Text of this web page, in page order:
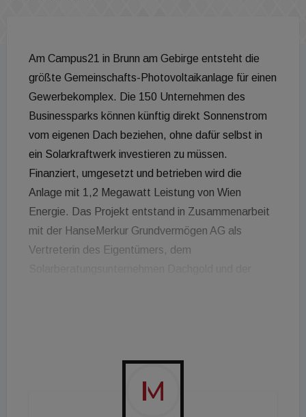
Am Campus21 in Brunn am Gebirge entsteht die
größte Gemeinschafts-Photovoltaikanlage für einen
Gewerbekomplex. Die 150 Unternehmen des
Businessparks können künftig direkt Sonnenstrom
vom eigenen Dach beziehen, ohne dafür selbst in
ein Solarkraftwerk investieren zu müssen.
Finanziert, umgesetzt und betrieben wird die
Anlage mit 1,2 Megawatt Leistung von Wien
Energie. Das Projekt entstand in Zusammenarbeit
mit der HanseMerkur Grundvermögen AG als
Vertreterin des Eigentümers, dem
unseren Mietern die Nutzung des direkt vor Ort
produzierten Stroms zu Verfügung“, erklärt
Sebastian Schädel, verantwortlicher Asset